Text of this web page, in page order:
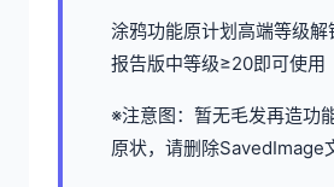
涂鸦功能原计划高端等级解
报告版中等级≥20即可使用
※注意图：暂无毛发再造功
原状，请删除SavedImage